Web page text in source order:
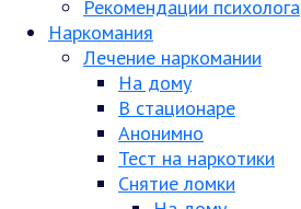
Рекомендации психолога
Наркомания
Лечение наркомании
На дому
В стационаре
Анонимно
Тест на наркотики
Снятие ломки